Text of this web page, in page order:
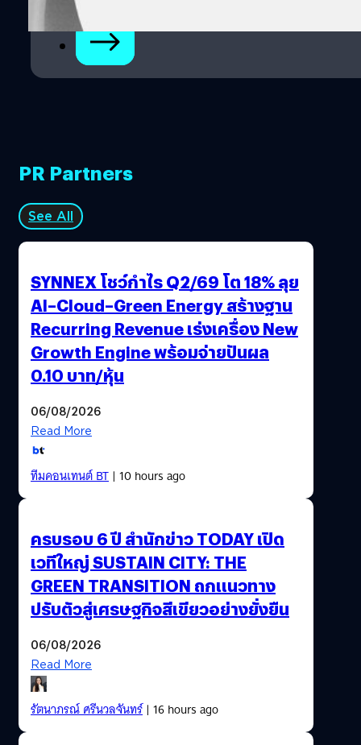
2
PR Partners
See All
SYNNEX โชว์กำไร Q2/69 โต 18% ลุย
AI–Cloud–Green Energy สร้างฐาน
Recurring Revenue เร่งเครื่อง New
Growth Engine พร้อมจ่ายปันผล
0.10 บาท/หุ้น
06/08/2026
Read More
ทีมคอนเทนต์ BT| 10 hours ago
ครบรอบ 6 ปี สำนักข่าว TODAY เปิด
เวทีใหญ่ SUSTAIN CITY: THE
GREEN TRANSITION ถกแนวทาง
ปรับตัวสู่เศรษฐกิจสีเขียวอย่างยั่งยืน
06/08/2026
Read More
รัตนาภรณ์ ศรีนวลจันทร์| 16 hours ago